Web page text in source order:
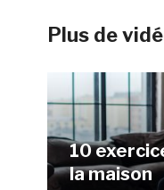
Plus de
10
la maison